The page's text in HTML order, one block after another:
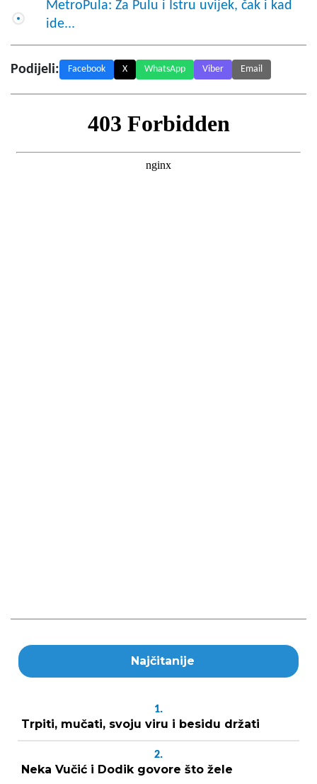
MetroPula: Za Pulu i Istru uvijek, čak i kad
ide...
Podijeli: Facebook X WhatsApp Viber Email
Najčitanije
1.
Trpiti, mučati, svoju viru i besidu držati
2.
Neka Vučić i Dodik govore što žele